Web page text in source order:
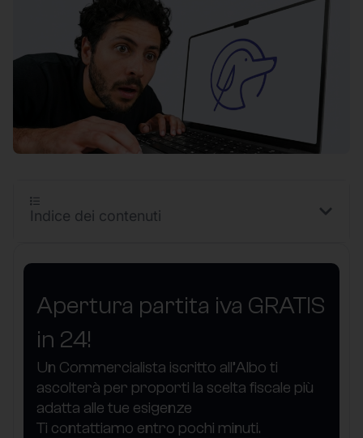
Apertura partita iva GRATIS
in 24!
Un Commercialista iscritto all’Albo ti
ascolterà per proporti la scelta fiscale più
adatta alle tue esigenze
Ti contattiamo entro pochi minuti.
Indice dei contenuti